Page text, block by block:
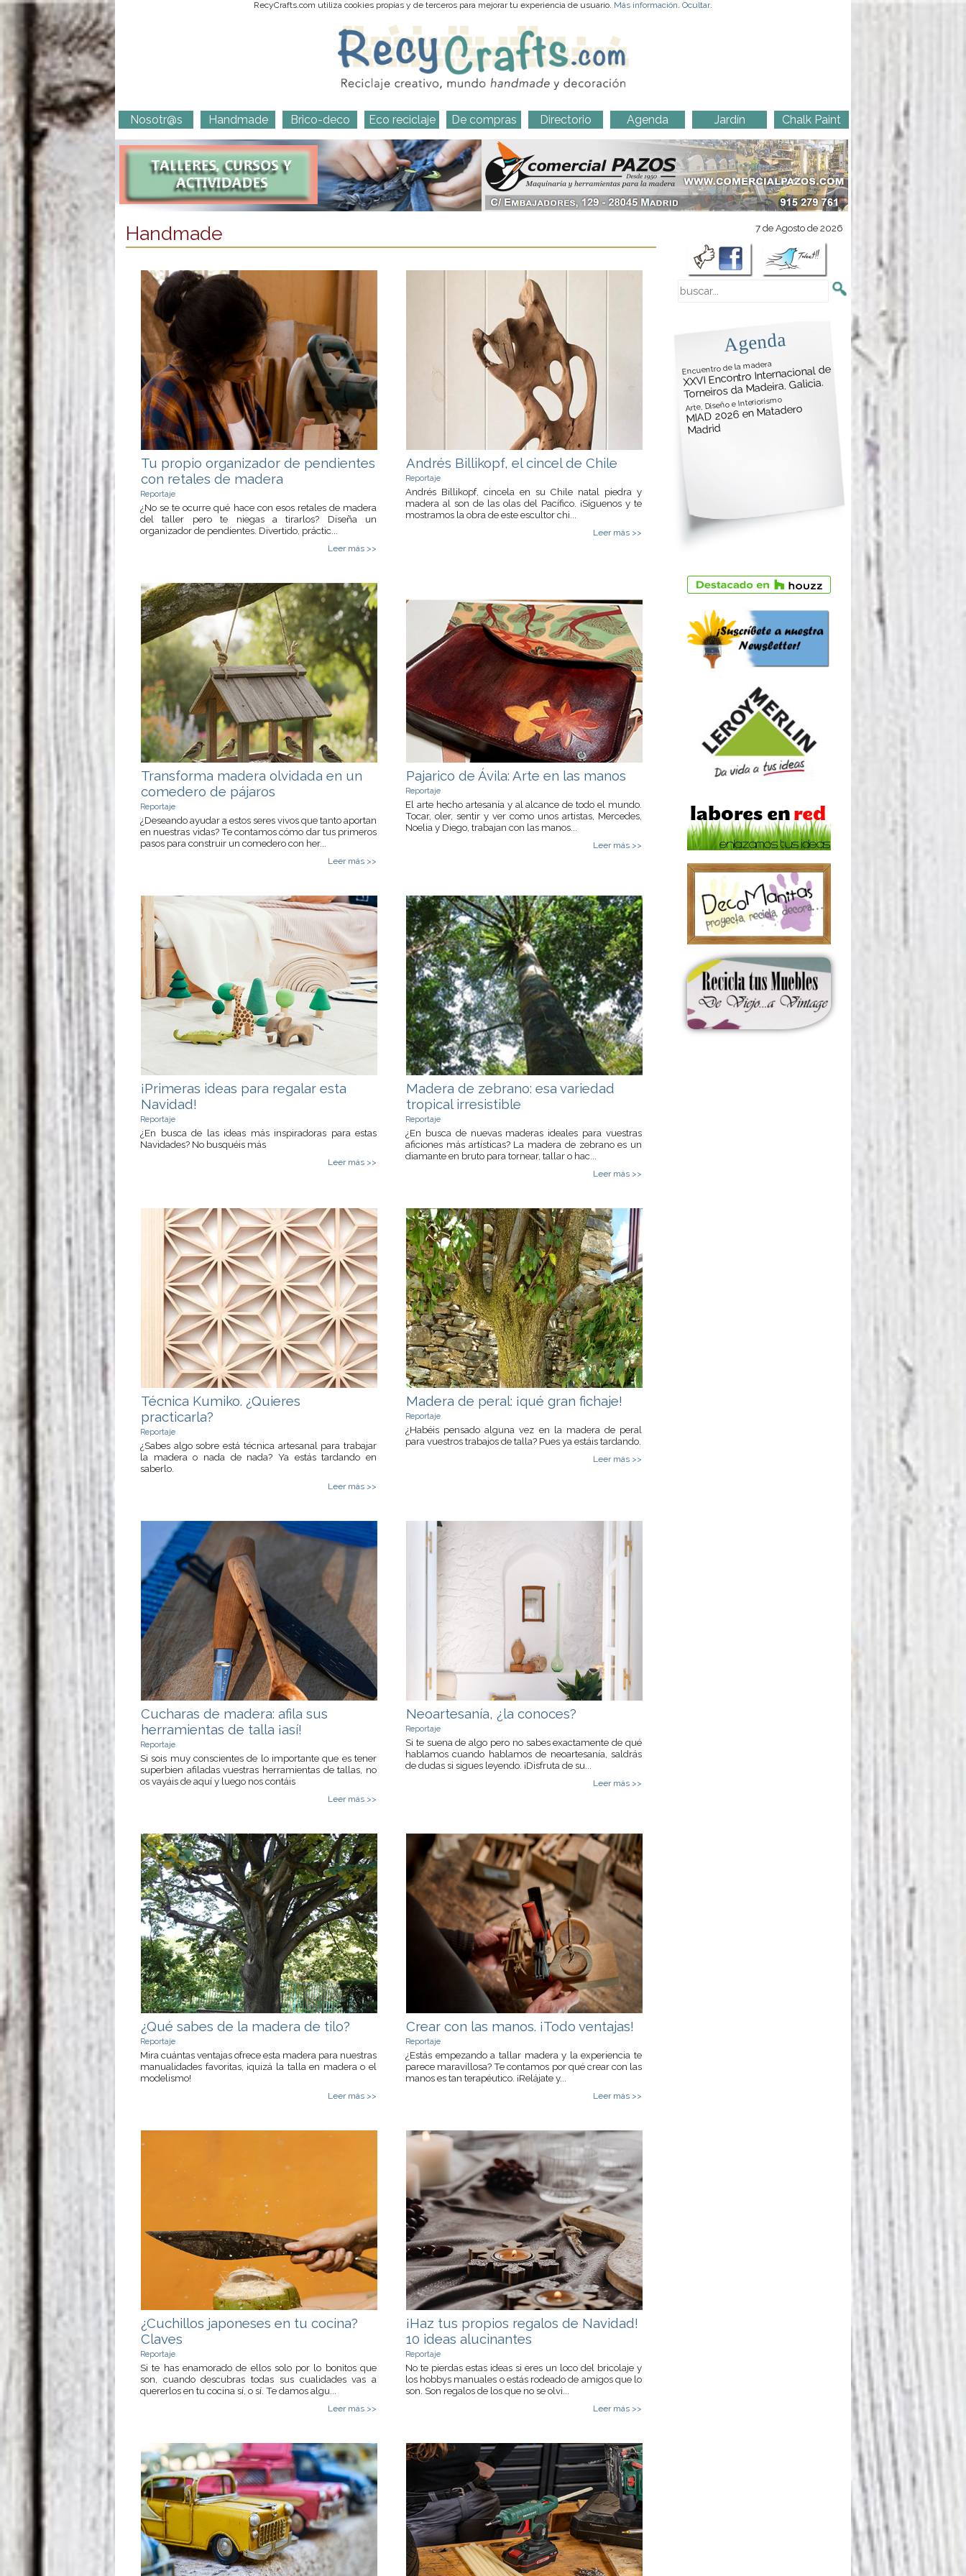
RecyCrafts.com utiliza cookies propias y de terceros para mejorar tu experiencia de usuario. Más información. Ocultar.
Nosotr@s Handmade Brico-deco Eco reciclaje De compras Directorio Agenda Jardín Chalk Paint
Handmade
Tu propio organizador de pendientes
con retales de madera
Reportaje
¿No se te ocurre qué hace con esos retales de madera
del taller pero te niegas a tirarlos? Diseña un
organizador de pendientes. Divertido, práctic...
Leer más >>
Andrés Billikopf, el cincel de Chile
Reportaje
Andrés Billikopf, cincela en su Chile natal piedra y
madera al son de las olas del Pacífico. ¡Síguenos y te
mostramos la obra de este escultor chi...
Leer más >>
Transforma madera olvidada en un
comedero de pájaros
Reportaje
¿Deseando ayudar a estos seres vivos que tanto aportan
en nuestras vidas? Te contamos cómo dar tus primeros
pasos para construir un comedero con her...
Leer más >>
Pajarico de Ávila: Arte en las manos
Reportaje
El arte hecho artesanía y al alcance de todo el mundo.
Tocar, oler, sentir y ver como unos artistas, Mercedes,
Noelia y Diego, trabajan con las manos...
Leer más >>
¡Primeras ideas para regalar esta
Navidad!
Reportaje
¿En busca de las ideas más inspiradoras para estas
Navidades? No busquéis más
Leer más >>
Madera de zebrano: esa variedad
tropical irresistible
Reportaje
¿En busca de nuevas maderas ideales para vuestras
aficiones más artísticas? La madera de zebrano es un
diamante en bruto para tornear, tallar o hac...
Leer más >>
Técnica Kumiko. ¿Quieres
practicarla?
Reportaje
¿Sabes algo sobre está técnica artesanal para trabajar
la madera o nada de nada? Ya estás tardando en
saberlo.
Leer más >>
Madera de peral: ¡qué gran fichaje!
Reportaje
¿Habéis pensado alguna vez en la madera de peral
para vuestros trabajos de talla? Pues ya estáis tardando.
Leer más >>
Cucharas de madera: afila sus
herramientas de talla ¡así!
Reportaje
Si sois muy conscientes de lo importante que es tener
superbien afiladas vuestras herramientas de tallas, no
os vayáis de aquí y luego nos contáis
Leer más >>
Neoartesanía, ¿la conoces?
Reportaje
Si te suena de algo pero no sabes exactamente de qué
hablamos cuando hablamos de neoartesanía, saldrás
de dudas si sigues leyendo. ¡Disfruta de su...
Leer más >>
¿Qué sabes de la madera de tilo?
Reportaje
Mira cuántas ventajas ofrece esta madera para nuestras
manualidades favoritas, ¡quizá la talla en madera o el
modelismo!
Leer más >>
Crear con las manos. ¡Todo ventajas!
Reportaje
¿Estás empezando a tallar madera y la experiencia te
parece maravillosa? Te contamos por qué crear con las
manos es tan terapéutico. ¡Relájate y...
Leer más >>
¿Cuchillos japoneses en tu cocina?
Claves
Reportaje
Si te has enamorado de ellos solo por lo bonitos que
son, cuando descubras todas sus cualidades vas a
quererlos en tu cocina sí, o sí. Te damos algu...
Leer más >>
¡Haz tus propios regalos de Navidad!
10 ideas alucinantes
Reportaje
No te pierdas estas ideas si eres un loco del bricolaje y
los hobbys manuales o estás rodeado de amigos que lo
son. Son regalos de los que no se olvi...
Leer más >>
7 de Agosto de 2026
Agenda
Encuentro de la madera
XXVI Encontro Internacional de
Torneiros da Madeira. Galicia.
Arte, Diseño e Interiorismo
MIAD 2026 en Matadero
Madrid